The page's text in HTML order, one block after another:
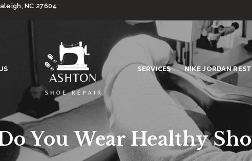
NC 27604
SERVICES NIKE JORDAN
You Wear Healthy